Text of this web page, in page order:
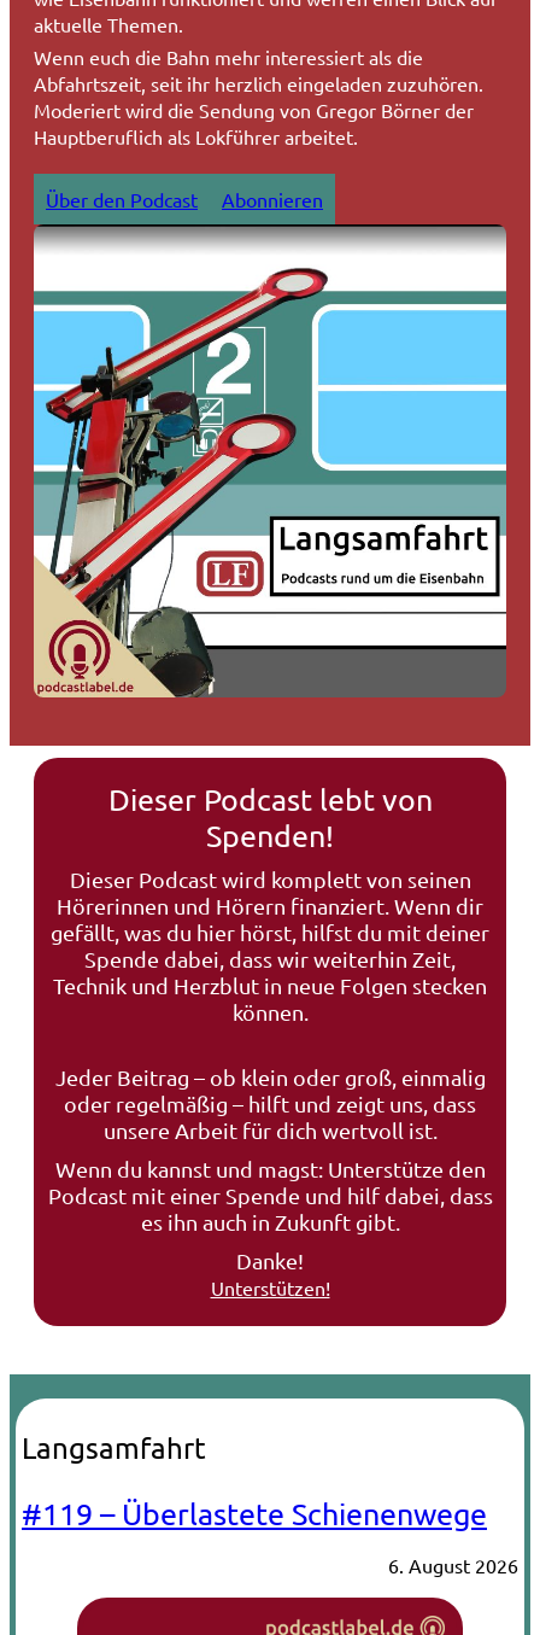
aktuelle Themen.
Wenn euch die Bahn mehr interessiert als die
Abfahrtszeit, seit ihr herzlich eingeladen zuzuhören.
Moderiert wird die Sendung von Gregor Börner der
Hauptberuflich als Lokführer arbeitet.
Über den Podcast Abonnieren
Dieser Podcast lebt von
Spenden!
Dieser Podcast wird komplett von seinen
Hörerinnen und Hörern finanziert. Wenn dir
gefällt, was du hier hörst, hilfst du mit deiner
Spende dabei, dass wir weiterhin Zeit,
Technik und Herzblut in neue Folgen stecken
können.
Jeder Beitrag – ob klein oder groß, einmalig
oder regelmäßig – hilft und zeigt uns, dass
unsere Arbeit für dich wertvoll ist.
Wenn du kannst und magst: Unterstütze den
Podcast mit einer Spende und hilf dabei, dass
es ihn auch in Zukunft gibt.
Danke!
Unterstützen!
Langsamfahrt
#119 – Überlastete Schienenwege
6. August 2026